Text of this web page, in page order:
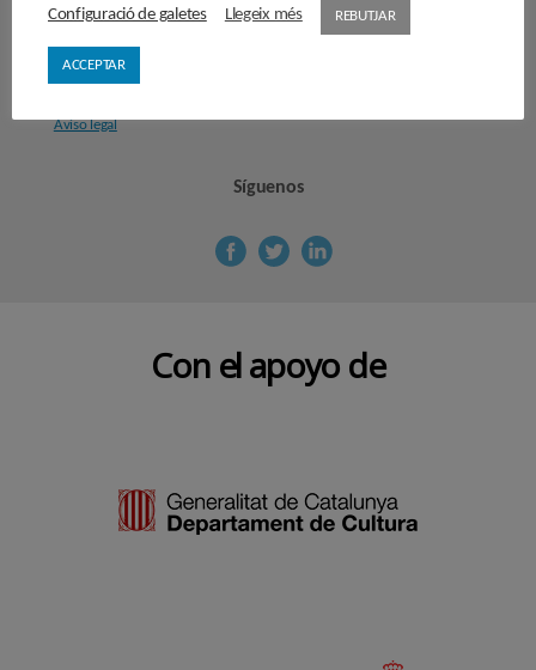
Aviso legal
Síguenos
Con el apoyo de
Configuració de galetes Llegeix més REBUTJAR
ACCEPTAR